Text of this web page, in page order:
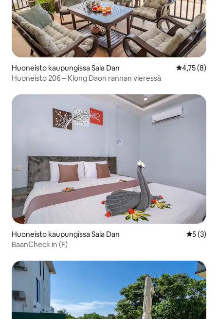
Huoneisto kaupungissa Sala Dan
4,75 (8)
Huoneisto 206 – Klong Daon rannan vieressä
Huoneisto kaupungissa Sala Dan
5 (3)
BaanCheck in (F)